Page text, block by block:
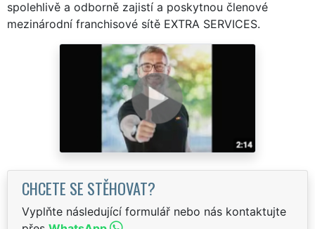
spolehlivě a odborně zajistí a poskytnou členové
mezinárodní franchisové sítě EXTRA SERVICES.
CHCETE SE STĚHOVAT?
Vyplňte následující formulář nebo nás kontaktujte